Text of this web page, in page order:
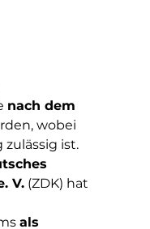
nach dem
wobei
ist.
V. (ZDK) hat
als